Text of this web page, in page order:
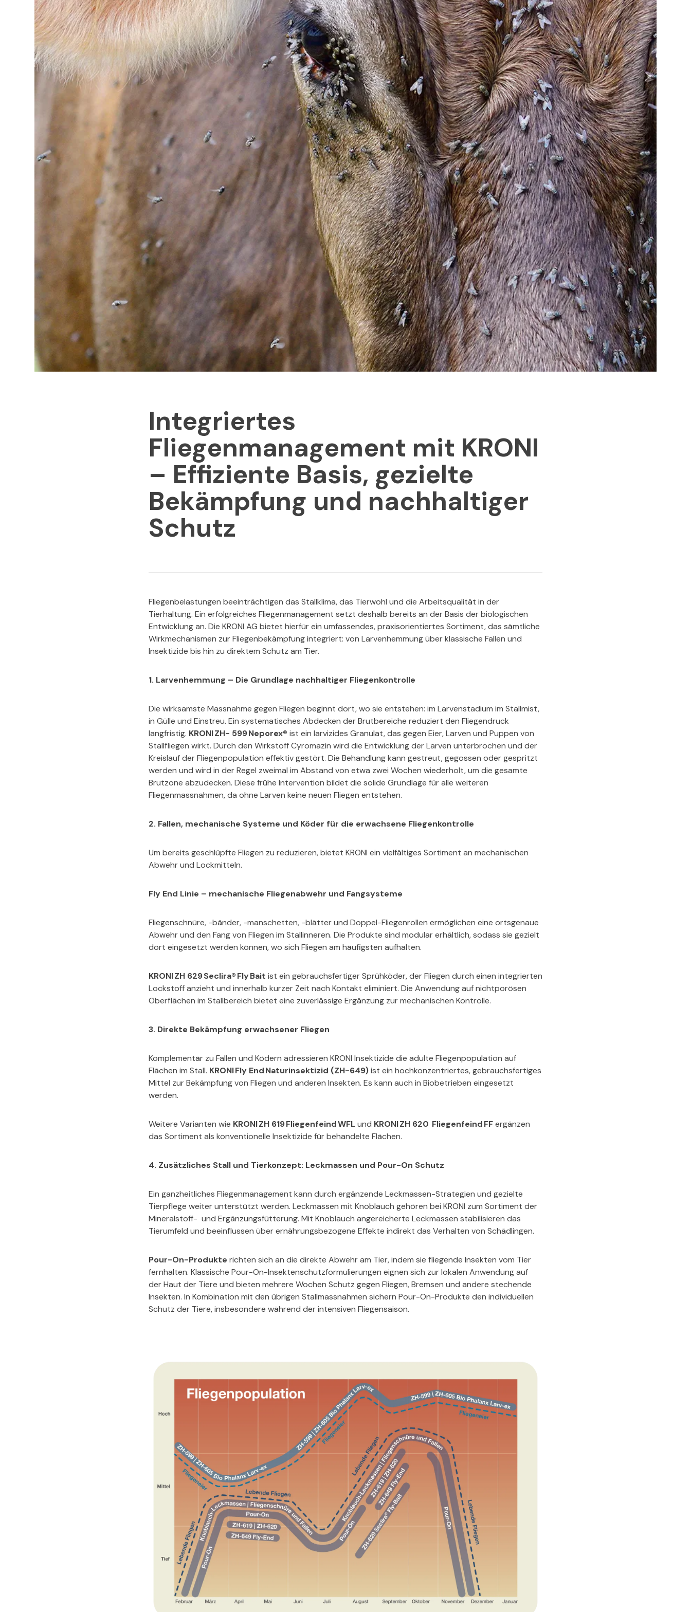
Integriertes
Fliegenmanagement mit KRONI
– Effiziente Basis, gezielte
Bekämpfung und nachhaltiger
Schutz
Fliegenbelastungen beeinträchtigen das Stallklima, das Tierwohl und die Arbeitsqualität in der
Tierhaltung. Ein erfolgreiches Fliegenmanagement setzt deshalb bereits an der Basis der biologischen
Entwicklung an. Die KRONI AG bietet hierfür ein umfassendes, praxisorientiertes Sortiment, das sämtliche
Wirkmechanismen zur Fliegenbekämpfung integriert: von Larvenhemmung über klassische Fallen und
Insektizide bis hin zu direktem Schutz am Tier.
1. Larvenhemmung – Die Grundlage nachhaltiger Fliegenkontrolle
Die wirksamste Massnahme gegen Fliegen beginnt dort, wo sie entstehen: im Larvenstadium im Stallmist,
in Gülle und Einstreu. Ein systematisches Abdecken der Brutbereiche reduziert den Fliegendruck
langfristig. KRONI ZH- 599 Neporex® ist ein larvizides Granulat, das gegen Eier, Larven und Puppen von
Stallfliegen wirkt. Durch den Wirkstoff Cyromazin wird die Entwicklung der Larven unterbrochen und der
Kreislauf der Fliegenpopulation effektiv gestört. Die Behandlung kann gestreut, gegossen oder gespritzt
werden und wird in der Regel zweimal im Abstand von etwa zwei Wochen wiederholt, um die gesamte
Brutzone abzudecken. Diese frühe Intervention bildet die solide Grundlage für alle weiteren
Fliegenmassnahmen, da ohne Larven keine neuen Fliegen entstehen.
2. Fallen, mechanische Systeme und Köder für die erwachsene Fliegenkontrolle
Um bereits geschlüpfte Fliegen zu reduzieren, bietet KRONI ein vielfältiges Sortiment an mechanischen
Abwehr und Lockmitteln.
Fly End Linie – mechanische Fliegenabwehr und Fangsysteme
Fliegenschnüre, -bänder, -manschetten, -blätter und Doppel-Fliegenrollen ermöglichen eine ortsgenaue
Abwehr und den Fang von Fliegen im Stallinneren. Die Produkte sind modular erhältlich, sodass sie gezielt
dort eingesetzt werden können, wo sich Fliegen am häufigsten aufhalten.
KRONI ZH 629 Seclira® Fly Bait ist ein gebrauchsfertiger Sprühköder, der Fliegen durch einen integrierten
Lockstoff anzieht und innerhalb kurzer Zeit nach Kontakt eliminiert. Die Anwendung auf nichtporösen
Oberflächen im Stallbereich bietet eine zuverlässige Ergänzung zur mechanischen Kontrolle.
3. Direkte Bekämpfung erwachsener Fliegen
Komplementär zu Fallen und Ködern adressieren KRONI Insektizide die adulte Fliegenpopulation auf
Flächen im Stall. KRONI Fly End Naturinsektizid (ZH-649)ist ein hochkonzentriertes, gebrauchsfertiges
Mittel zur Bekämpfung von Fliegen und anderen Insekten. Es kann auch in Biobetrieben eingesetzt
werden.
Weitere Varianten wie KRONI ZH 619 Fliegenfeind WFL und KRONI ZH 620 Fliegenfeind FFergänzen
das Sortiment als konventionelle Insektizide für behandelte Flächen.
4. Zusätzliches Stall und Tierkonzept: Leckmassen und Pour-On Schutz
Ein ganzheitliches Fliegenmanagement kann durch ergänzende Leckmassen-Strategien und gezielte
Tierpflege weiter unterstützt werden. Leckmassen mit Knoblauch gehören bei KRONI zum Sortiment der
Mineralstoff- und Ergänzungsfütterung. Mit Knoblauch angereicherte Leckmassen stabilisieren das
Tierumfeld und beeinflussen über ernährungsbezogene Effekte indirekt das Verhalten von Schädlingen.
Pour-On-Produkte richten sich an die direkte Abwehr am Tier, indem sie fliegende Insekten vom Tier
fernhalten. Klassische Pour-On-Insektenschutzformulierungen eignen sich zur lokalen Anwendung auf
der Haut der Tiere und bieten mehrere Wochen Schutz gegen Fliegen, Bremsen und andere stechende
Insekten. In Kombination mit den übrigen Stallmassnahmen sichern Pour-On-Produkte den individuellen
Schutz der Tiere, insbesondere während der intensiven Fliegensaison.